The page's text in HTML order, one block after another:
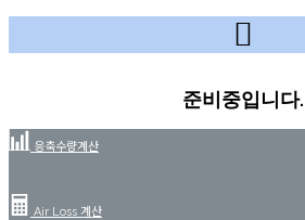
준비중입니다.
응축수량계산
Air Loss 계산